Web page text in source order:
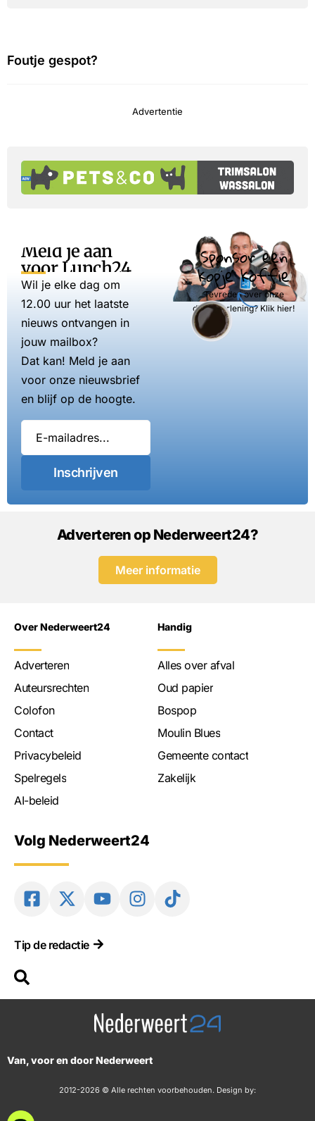
Foutje gespot?
Advertentie
Meld je aan
voor Lunch24
Wil je elke dag om
12.00 uur het laatste
nieuws ontvangen in
jouw mailbox?
Dat kan! Meld je aan
voor onze nieuwsbrief
en blijf op de hoogte.
Inschrijven
Sponsor een
kopje koffie
Tevreden over onze
dienstverlening? Klik hier!
Adverteren op Nederweert24?
Meer informatie
Over Nederweert24
Adverteren
Auteursrechten
Colofon
Contact
Privacybeleid
Spelregels
AI-beleid
Handig
Alles over afval
Oud papier
Bospop
Moulin Blues
Gemeente contact
Zakelijk
Volg Nederweert24
Tip de redactie
Van, voor en door Nederweert
2012-2026 © Alle rechten voorbehouden. Design by: